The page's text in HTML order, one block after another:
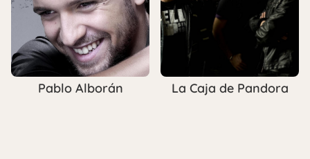
Pablo Alborán La Caja de Pandora